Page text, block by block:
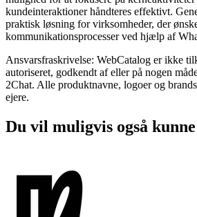
kundeinteraktioner håndteres effektivt.
praktisk løsning for virksomheder, der
kommunikationsprocesser ved hjælp af
Ansvarsfraskrivelse: WebCatalog er ikke
autoriseret, godkendt af eller på nogen
2Chat. Alle produktnavne, logoer og
ejere.
Du vil muligvis også